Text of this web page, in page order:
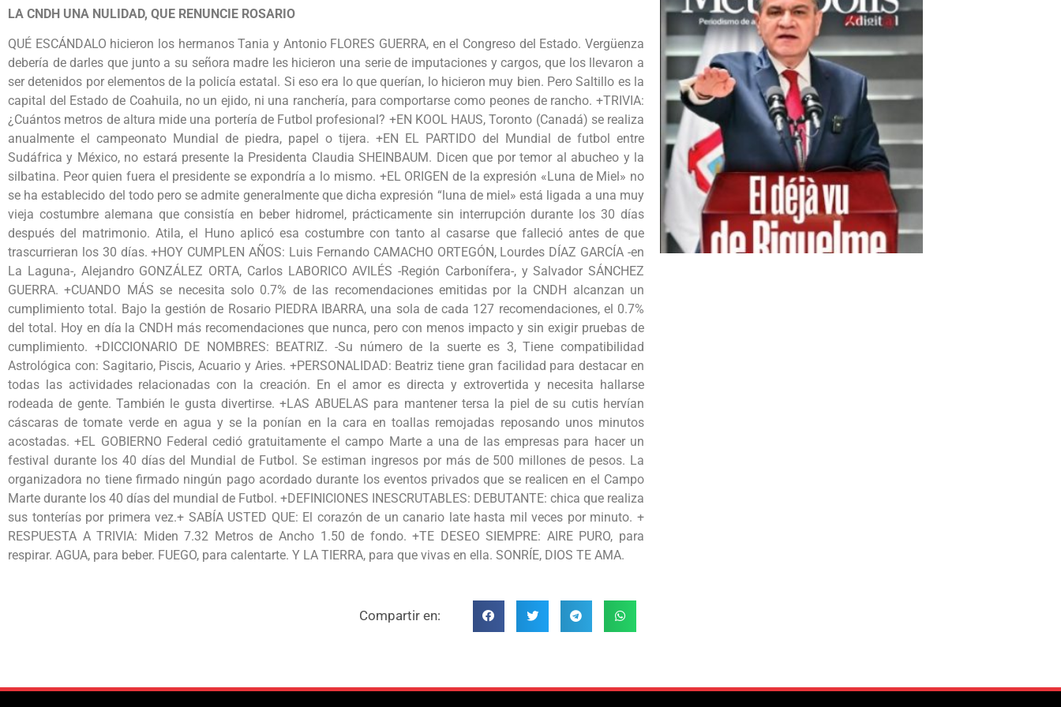
LA CNDH UNA NULIDAD, QUE RENUNCIE ROSARIO
QUÉ ESCÁNDALO hicieron los hermanos Tania y Antonio FLORES GUERRA, en el Congreso del Estado. Vergüenza
debería de darles que junto a su señora madre les hicieron una serie de imputaciones y cargos, que los llevaron a
ser detenidos por elementos de la policía estatal. Si eso era lo que querían, lo hicieron muy bien. Pero Saltillo es la
capital del Estado de Coahuila, no un ejido, ni una ranchería, para comportarse como peones de rancho. +TRIVIA:
¿Cuántos metros de altura mide una portería de Futbol profesional? +EN KOOL HAUS, Toronto (Canadá) se realiza
anualmente el campeonato Mundial de piedra, papel o tijera. +EN EL PARTIDO del Mundial de futbol entre
Sudáfrica y México, no estará presente la Presidenta Claudia SHEINBAUM. Dicen que por temor al abucheo y la
silbatina. Peor quien fuera el presidente se expondría a lo mismo. +EL ORIGEN de la expresión «Luna de Miel» no
se ha establecido del todo pero se admite generalmente que dicha expresión “luna de miel» está ligada a una muy
vieja costumbre alemana que consistía en beber hidromel, prácticamente sin interrupción durante los 30 días
después del matrimonio. Atila, el Huno aplicó esa costumbre con tanto al casarse que falleció antes de que
trascurrieran los 30 días. +HOY CUMPLEN AÑOS: Luis Fernando CAMACHO ORTEGÓN, Lourdes DÍAZ GARCÍA -en
La Laguna-, Alejandro GONZÁLEZ ORTA, Carlos LABORICO AVILÉS -Región Carbonífera-, y Salvador SÁNCHEZ
GUERRA. +CUANDO MÁS se necesita solo 0.7% de las recomendaciones emitidas por la CNDH alcanzan un
cumplimiento total. Bajo la gestión de Rosario PIEDRA IBARRA, una sola de cada 127 recomendaciones, el 0.7%
del total. Hoy en día la CNDH más recomendaciones que nunca, pero con menos impacto y sin exigir pruebas de
cumplimiento. +DICCIONARIO DE NOMBRES: BEATRIZ. -Su número de la suerte es 3, Tiene compatibilidad
Astrológica con: Sagitario, Piscis, Acuario y Aries. +PERSONALIDAD: Beatriz tiene gran facilidad para destacar en
todas las actividades relacionadas con la creación. En el amor es directa y extrovertida y necesita hallarse
rodeada de gente. También le gusta divertirse. +LAS ABUELAS para mantener tersa la piel de su cutis hervían
cáscaras de tomate verde en agua y se la ponían en la cara en toallas remojadas reposando unos minutos
acostadas. +EL GOBIERNO Federal cedió gratuitamente el campo Marte a una de las empresas para hacer un
festival durante los 40 días del Mundial de Futbol. Se estiman ingresos por más de 500 millones de pesos. La
organizadora no tiene firmado ningún pago acordado durante los eventos privados que se realicen en el Campo
Marte durante los 40 días del mundial de Futbol. +DEFINICIONES INESCRUTABLES: DEBUTANTE: chica que realiza
sus tonterías por primera vez.+ SABÍA USTED QUE: El corazón de un canario late hasta mil veces por minuto. +
RESPUESTA A TRIVIA: Miden 7.32 Metros de Ancho 1.50 de fondo. +TE DESEO SIEMPRE: AIRE PURO, para
respirar. AGUA, para beber. FUEGO, para calentarte. Y LA TIERRA, para que vivas en ella. SONRÍE, DIOS TE AMA.
Compartir en: